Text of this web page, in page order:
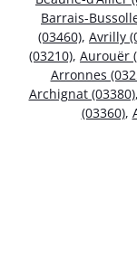
Barrais-
(03460), Avrilly
(03210), Aurouër
Arronnes
Archignat (03380),
(03360),